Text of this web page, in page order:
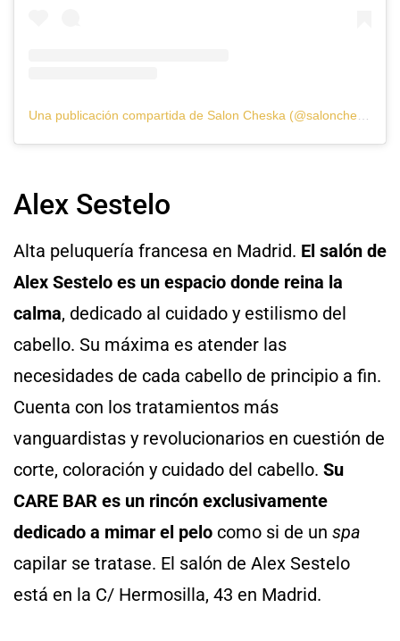
Una publicación compartida de Salon Cheska (@saloncheska)
Alex Sestelo
Alta peluquería francesa en Madrid. El salón de
Alex Sestelo es un espacio donde reina la
calma, dedicado al cuidado y estilismo del
cabello. Su máxima es atender las
necesidades de cada cabello de principio a fin.
Cuenta con los tratamientos más
vanguardistas y revolucionarios en cuestión de
corte, coloración y cuidado del cabello. Su
CARE BAR es un rincón exclusivamente
dedicado a mimar el pelo como si de un spa
capilar se tratase. El salón de Alex Sestelo
está en la C/ Hermosilla, 43 en Madrid.